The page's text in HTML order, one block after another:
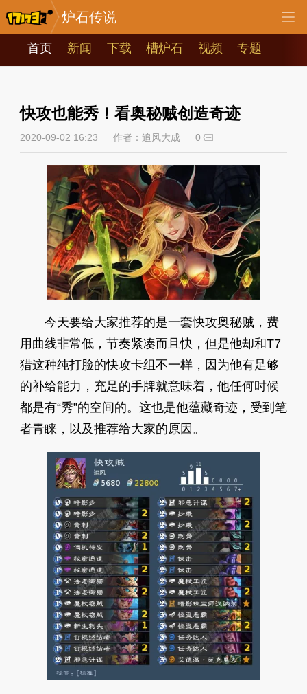
炉石传说
首页 新闻 下载 槽炉石 视频 专题
快攻也能秀！看奥秘贼创造奇迹
2020-09-02 16:23 作者：追风大成 0
今天要给大家推荐的是一套快攻奥秘贼，费
用曲线非常低，节奏紧凑而且快，但是他却和T7
猎这种纯打脸的快攻卡组不一样，因为他有足够
的补给能力，充足的手牌就意味着，他任何时候
都是有“秀”的空间的。这也是他蕴藏奇迹，受到笔
者青睐，以及推荐给大家的原因。